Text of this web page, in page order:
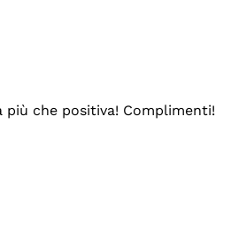
più che positiva! Complimenti!